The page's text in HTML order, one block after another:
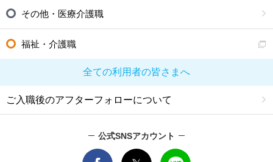
その他・医療介護職
福祉・介護職
全ての利用者の皆さまへ
ご入職後のアフターフォローについて
公式SNSアカウント